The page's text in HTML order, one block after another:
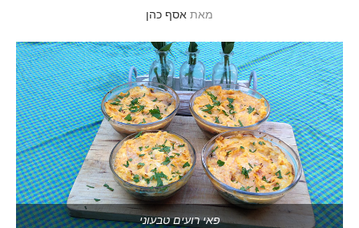
מאת אסף כהן
פאי רועים טבעוני